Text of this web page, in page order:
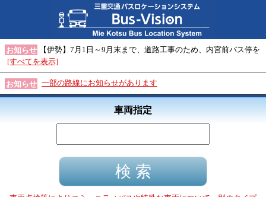
お知らせ
【伊勢】7月1日～9月末まで、道路工事のため、内宮前バス停を
[すべてを表示]
お知らせ 一部の路線にお知らせがあります
車両指定